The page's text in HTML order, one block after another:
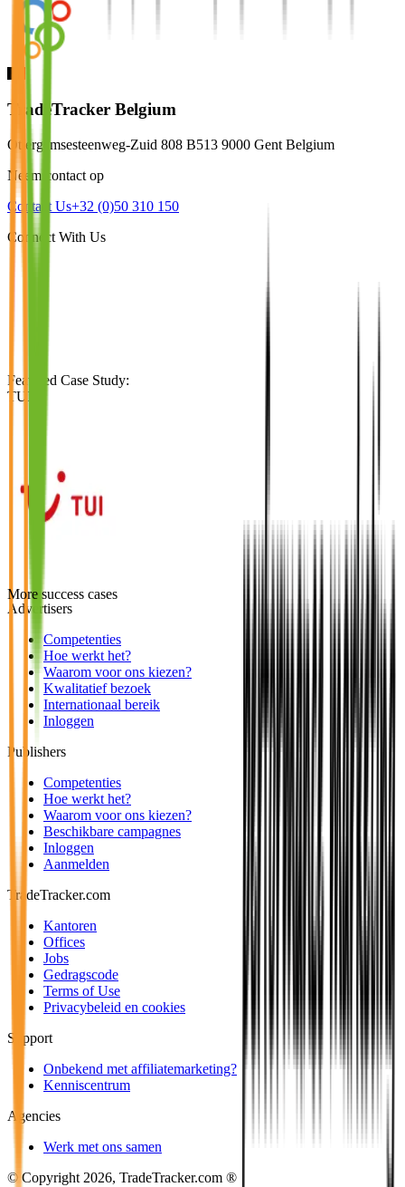
TradeTracker Belgium
Ottergemsesteenweg-Zuid 808 B513 9000 Gent Belgium
Neem contact op
Contact Us+32 (0)50 310 150
Connect With Us
Featured Case Study:
TUI
More success cases
Advertisers
Competenties
Hoe werkt het?
Waarom voor ons kiezen?
Kwalitatief bezoek
Internationaal bereik
Inloggen
Publishers
Competenties
Hoe werkt het?
Waarom voor ons kiezen?
Beschikbare campagnes
Inloggen
Aanmelden
TradeTracker.com
Kantoren
Offices
Jobs
Gedragscode
Terms of Use
Privacybeleid en cookies
Support
Onbekend met affiliatemarketing?
Kenniscentrum
Agencies
Werk met ons samen
© Copyright 2026, TradeTracker.com ®